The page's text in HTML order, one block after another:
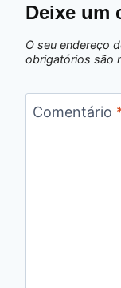
Deixe um
O seu endereço
obrigatórios são
Comentário